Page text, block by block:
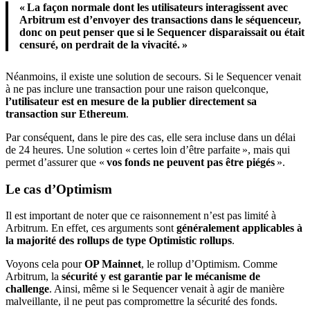
« La façon normale dont les utilisateurs interagissent avec
Arbitrum est d’envoyer des transactions dans le séquenceur,
donc on peut penser que si le Sequencer disparaissait ou était
censuré, on perdrait de la vivacité. »
Néanmoins, il existe une solution de secours. Si le Sequencer venait
à ne pas inclure une transaction pour une raison quelconque,
l’utilisateur est en mesure de la publier directement sa
transaction sur Ethereum.
Par conséquent, dans le pire des cas, elle sera incluse dans un délai
de 24 heures. Une solution « certes loin d’être parfaite », mais qui
permet d’assurer que « vos fonds ne peuvent pas être piégés ».
Le cas d’Optimism
Il est important de noter que ce raisonnement n’est pas limité à
Arbitrum. En effet, ces arguments sont généralement applicables à
la majorité des rollups de type Optimistic rollups.
Voyons cela pourOP Mainnet, le rollup d’Optimism. Comme
Arbitrum, la sécurité y est garantie par le mécanisme de
challenge. Ainsi, même si le Sequencer venait à agir de manière
malveillante, il ne peut pas compromettre la sécurité des fonds.